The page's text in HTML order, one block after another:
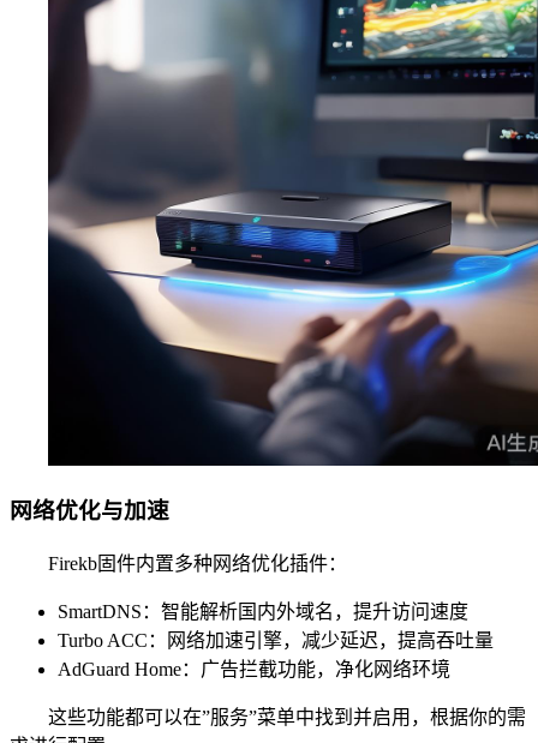
网络优化与加速
Firekb固件内置多种网络优化插件：
SmartDNS：智能解析国内外域名，提升访问速度
Turbo ACC：网络加速引擎，减少延迟，提高吞吐量
AdGuard Home：广告拦截功能，净化网络环境
这些功能都可以在”服务”菜单中找到并启用，根据你的需